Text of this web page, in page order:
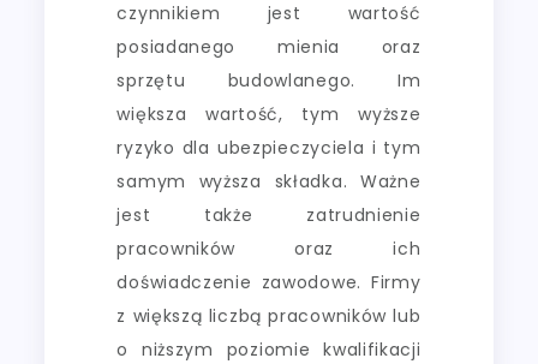
czynnikiem jest wartość
posiadanego mienia oraz
sprzętu budowlanego. Im
większa wartość, tym wyższe
ryzyko dla ubezpieczyciela i tym
samym wyższa składka. Ważne
jest także zatrudnienie
pracowników oraz ich
doświadczenie zawodowe. Firmy
z większą liczbą pracowników lub
o niższym poziomie kwalifikacji